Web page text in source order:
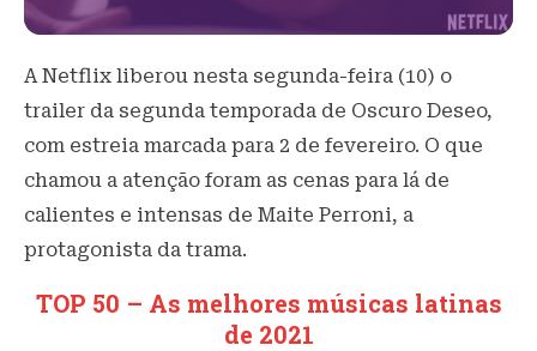
A Netflix liberou nesta segunda-feira (10) o
trailer da segunda temporada de Oscuro Deseo,
com estreia marcada para 2 de fevereiro. O que
chamou a atenção foram as cenas para lá de
calientes e intensas de Maite Perroni, a
protagonista da trama.
TOP 50 – As melhores músicas latinas
de 2021